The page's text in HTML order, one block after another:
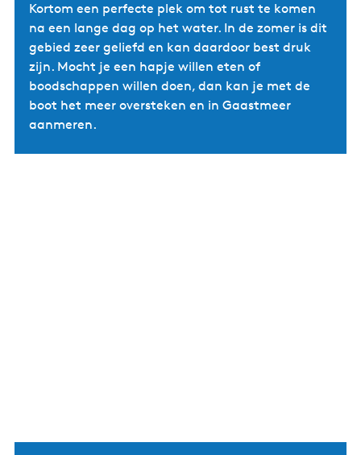
Kortom een perfecte plek om tot rust te komen
na een lange dag op het water. In de zomer is dit
gebied zeer geliefd en kan daardoor best druk
zijn. Mocht je een hapje willen eten of
boodschappen willen doen, dan kan je met de
boot het meer oversteken en in Gaastmeer
aanmeren.